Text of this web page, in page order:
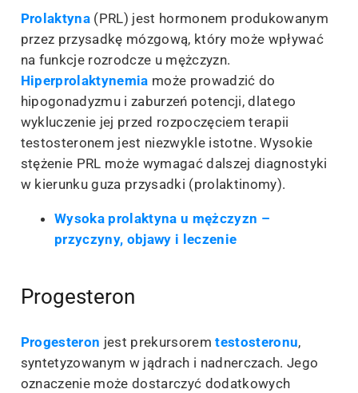
Prolaktyna(PRL) jest hormonem produkowanym
przez przysadkę mózgową, który może wpływać
na funkcje rozrodcze u mężczyzn.
Hiperprolaktynemia może prowadzić do
hipogonadyzmu i zaburzeń potencji, dlatego
wykluczenie jej przed rozpoczęciem terapii
testosteronem jest niezwykle istotne. Wysokie
stężenie PRL może wymagać dalszej diagnostyki
w kierunku guza przysadki (prolaktinomy).
Wysoka prolaktyna u mężczyzn –
przyczyny, objawy i leczenie
Progesteron
Progesteron jest prekursoremtestosteronu,
syntetyzowanym w jądrach i nadnerczach. Jego
oznaczenie może dostarczyć dodatkowych